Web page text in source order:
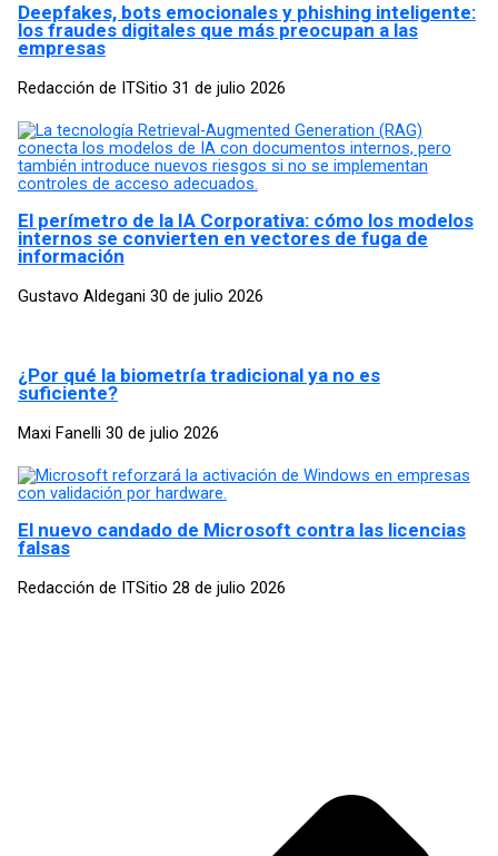
Deepfakes, bots emocionales y phishing inteligente:
los fraudes digitales que más preocupan a las
empresas
Redacción de ITSitio 31 de julio 2026
El perímetro de la IA Corporativa: cómo los modelos
internos se convierten en vectores de fuga de
información
Gustavo Aldegani 30 de julio 2026
¿Por qué la biometría tradicional ya no es
suficiente?
Maxi Fanelli 30 de julio 2026
El nuevo candado de Microsoft contra las licencias
falsas
Redacción de ITSitio 28 de julio 2026